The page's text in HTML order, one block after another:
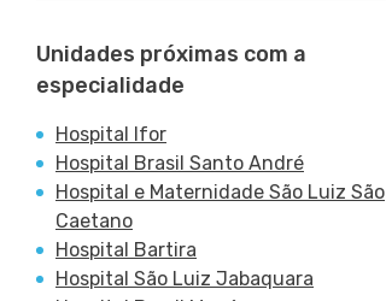
Unidades próximas com a
especialidade
Hospital Ifor
Hospital Brasil Santo André
Hospital e Maternidade São Luiz São
Caetano
Hospital Bartira
Hospital São Luiz Jabaquara